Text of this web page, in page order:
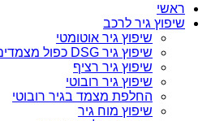
ראשי
שיפוץ גיר לרכב
שיפוץ גיר אוטומטי
שיפוץ גיר DSG כפול מצמדים
שיפוץ גיר רציף
שיפוץ גיר רובוטי
החלפת מצמד בגיר רובוטי
שיפוץ מוח גיר